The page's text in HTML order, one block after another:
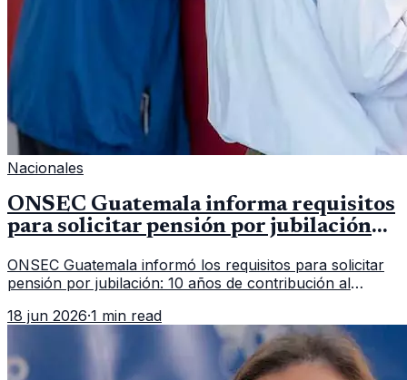
Nacionales
ONSEC Guatemala informa requisitos
para solicitar pensión por jubilación
ONSEC Guatemala informó los requisitos para solicitar
pensión por jubilación: 10 años de contribución al
importar edad.
18 jun 2026·1 min read